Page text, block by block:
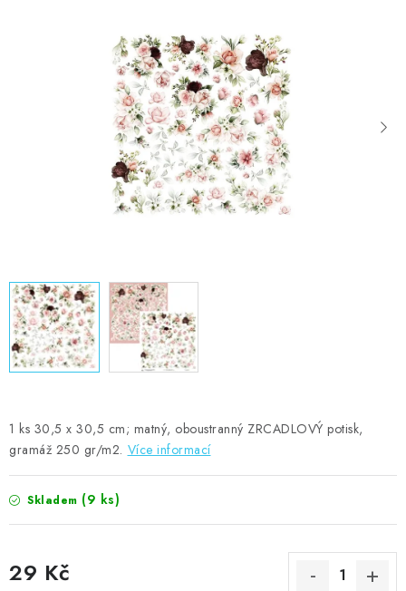
MOJE OBJEDNÁVKA
Kontakty Moje objednávka
Oblíbené ♥️
Hodnocení obchodu
Obchodní podmínky
Podmínky ochrany osobních údajů
Ověřování recenzí
1 ks 30,5 x 30,5 cm; matný, oboustranný ZRCADLOVÝ potisk,
gramáž 250 gr/m2. Více informací
Skladem (9 ks)
29 Kč